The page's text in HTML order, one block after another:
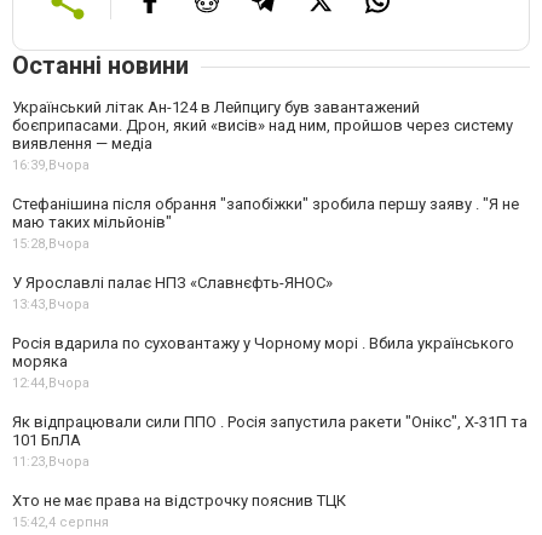
Останні новини
Український літак Ан-124 в Лейпцигу був завантажений
боєприпасами. Дрон, який «висів» над ним, пройшов через систему
виявлення — медіа
16:39,Вчора
Стефанішина після обрання "запобіжки" зробила першу заяву . "Я не
маю таких мільйонів"
15:28,Вчора
У Ярославлі палає НПЗ «Славнєфть-ЯНОС»
13:43,Вчора
Росія вдарила по суховантажу у Чорному морі . Вбила українського
моряка
12:44,Вчора
Як відпрацювали сили ППО . Росія запустила ракети "Онікс", Х-31П та
101 БпЛА
11:23,Вчора
Хто не має права на відстрочку пояснив ТЦК
15:42,4 серпня